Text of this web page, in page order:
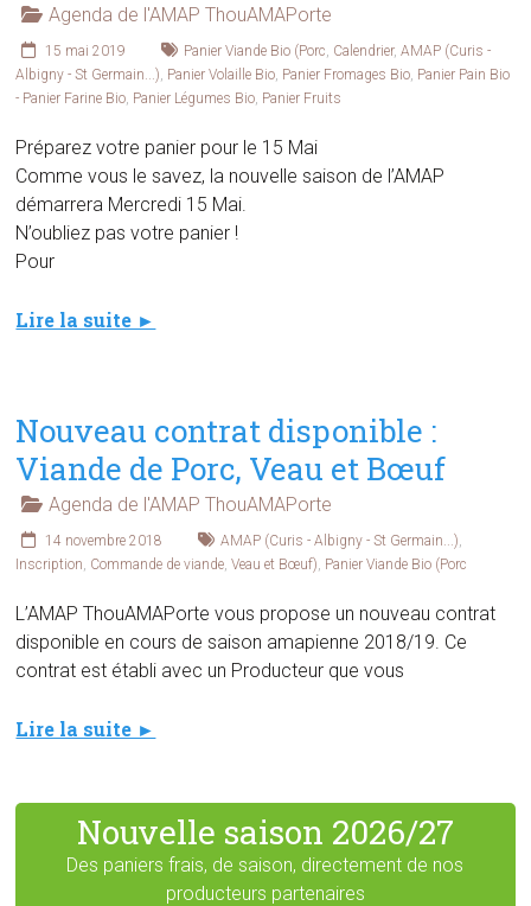
Agenda de l'AMAP ThouAMAPorte
15 mai 2019 Panier Viande Bio (Porc, Calendrier,AMAP (Curis -
Albigny - St Germain...), Panier Volaille Bio, Panier Fromages Bio, Panier Pain Bio
- Panier Farine Bio, Panier Légumes Bio, Panier Fruits
Préparez votre panier pour le 15 Mai
Comme vous le savez, la nouvelle saison de l’AMAP
démarrera Mercredi 15 Mai.
N’oubliez pas votre panier !
Pour
Lire la suite ►
Nouveau contrat disponible :
Viande de Porc, Veau et Bœuf
Agenda de l'AMAP ThouAMAPorte
14 novembre 2018 AMAP (Curis - Albigny - St Germain...),
Inscription, Commande de viande,Veau et Bœuf), Panier Viande Bio (Porc
L’AMAP ThouAMAPorte vous propose un nouveau contrat
disponible en cours de saison amapienne 2018/19. Ce
contrat est établi avec un Producteur que vous
Lire la suite ►
Nouvelle saison 2026/27
Des paniers frais, de saison, directement de nos
producteurs partenaires